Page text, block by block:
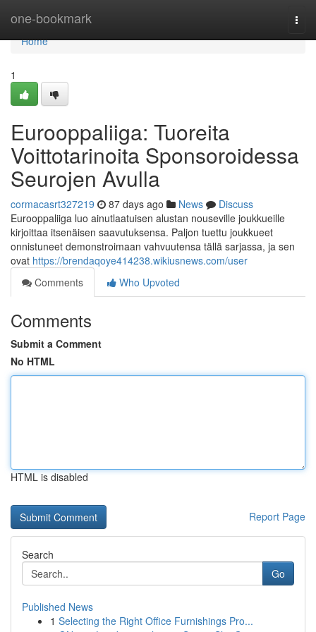
one-bookmark
Home
Home
1
Eurooppaliiga: Tuoreita
Voittotarinoita Sponsoroidessa
Seurojen Avulla
cormacasrt327219 87 days ago News
Discuss
Eurooppaliiga luo ainutlaatuisen alustan nouseville joukkueille
kirjoittaa itsenäisen saavutuksensa. Paljon tuettu joukkueet
onnistuneet demonstroimaan vahvuutensa tällä sarjassa, ja sen
ovat https://brendaqoye414238.wikiusnews.com/user
Comments
Who Upvoted
Comments
Submit a Comment
No HTML
HTML is disabled
Report Page
Search
Go
Published News
1 Selecting the Right Office Furnishings Pro...